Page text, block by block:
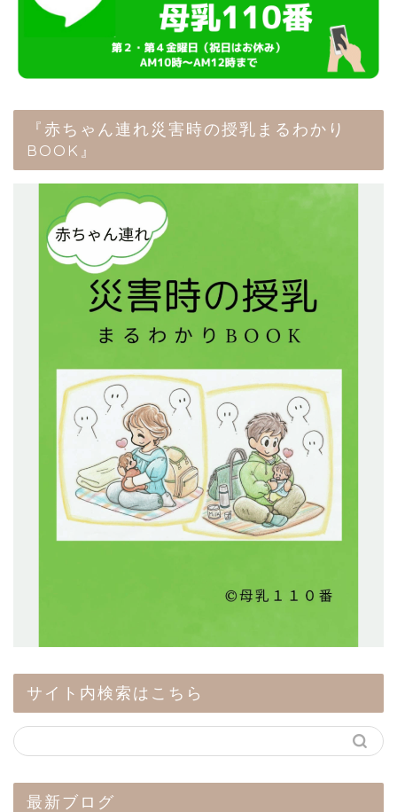
『赤ちゃん連れ災害時の授乳まるわかり
BOOK』
サイト内検索はこちら
最新ブログ